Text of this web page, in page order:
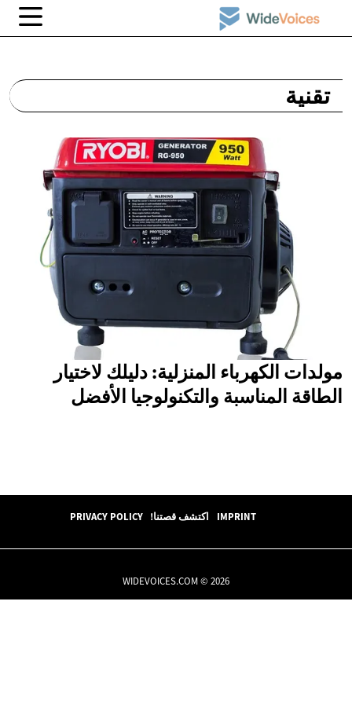
تقنية
مولدات الكهرباء المنزلية: دليلك لاختيار
الطاقة المناسبة والتكنولوجيا الأفضل
IMPRINT اكتشف قصتنا! PRIVACY POLICY
WIDEVOICES.COM © 2026